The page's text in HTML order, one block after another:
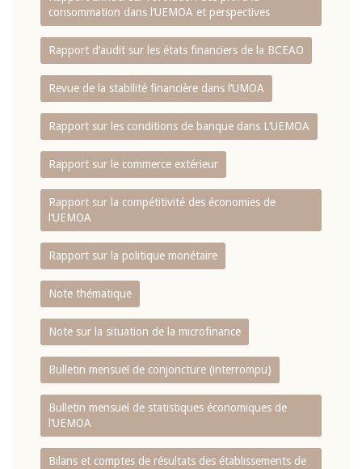
consommation dans l‘UEMOA et perspectives
Rapport d‘audit sur les états financiers de la BCEAO
Revue de la stabilité financière dans l‘UMOA
Rapport sur les conditions de banque dans L‘UEMOA
Rapport sur le commerce extérieur
Rapport sur la compétitivité des économies de
l‘UEMOA
Rapport sur la politique monétaire
Note thématique
Note sur la situation de la microfinance
Bulletin mensuel de conjoncture (interrompu)
Bulletin mensuel de statistiques économiques de
l‘UEMOA
Bilans et comptes de résultats des établissements de